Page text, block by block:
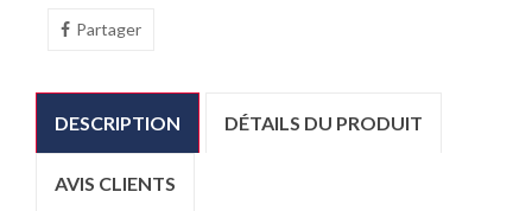
Partager
DESCRIPTION DÉTAILS DU PRODUIT
AVIS CLIENTS